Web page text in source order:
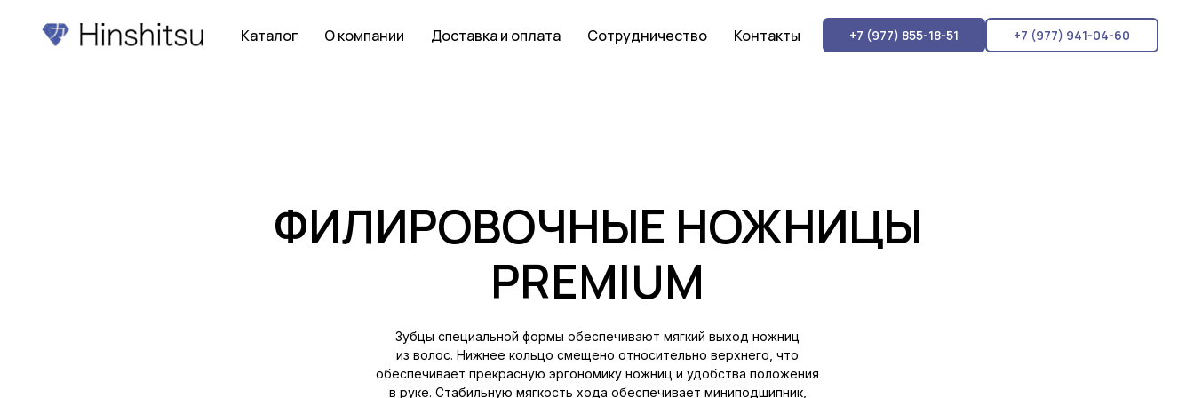
Каталог О компании Доставка и оплата Сотрудничество Контакты +7 (977) 855-18-51 +7 (977) 941-04-60
ФИЛИРОВОЧНЫЕ НОЖНИЦЫ
PREMIUM
Зубцы специальной формы обеспечивают мягкий выход ножниц
из волос. Нижнее кольцо смещено относительно верхнего, что
обеспечивает прекрасную эргономику ножниц и удобства положения
в руке. Стабильную мягкость хода обеспечивает миниподшипник,